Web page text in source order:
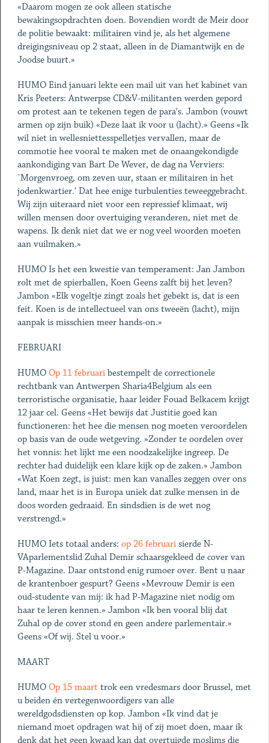
«Daarom mogen ze ook alleen statische
bewakingsopdrachten doen. Bovendien wordt de Meir door
de politie bewaakt: militairen vind je, als het algemene
dreigingsniveau op 2 staat, alleen in de Diamantwijk en de
Joodse buurt.»
HUMO Eind januari lekte een mail uit van het kabinet van
Kris Peeters: Antwerpse CD&V-militanten werden gepord
om protest aan te tekenen tegen de para's. Jambon (vouwt
armen op zijn buik) «Deze laat ik voor u (lacht).» Geens «Ik
wil niet in wellesniettesspelletjes vervallen, maar de
commotie hee vooral te maken met de onaangekondigde
aankondiging van Bart De Wever, de dag na Verviers:
`Morgenvroeg, om zeven uur, staan er militairen in het
jodenkwartier.' Dat hee enige turbulenties teweeggebracht.
Wij zijn uiteraard niet voor een repressief klimaat, wij
willen mensen door overtuiging veranderen, niet met de
wapens. Ik denk niet dat we er nog veel woorden moeten
aan vuilmaken.»
HUMO Is het een kwestie van temperament: Jan Jambon
rolt met de spierballen, Koen Geens zalft bij het leven?
Jambon «Elk vogeltje zingt zoals het gebekt is, dat is een
feit. Koen is de intellectueel van ons tweeën (lacht), mijn
aanpak is misschien meer hands-on.»
FEBRUARI
HUMO Op 11 februaribestempelt de correctionele
rechtbank van Antwerpen Sharia4Belgium als een
terroristische organisatie, haar leider Fouad Belkacem krijgt
12 jaar cel. Geens «Het bewijs dat Justitie goed kan
functioneren: het hee die mensen nog moeten veroordelen
op basis van de oude wetgeving. »Zonder te oordelen over
het vonnis: het lijkt me een noodzakelijke ingreep. De
rechter had duidelijk een klare kijk op de zaken.» Jambon
«Wat Koen zegt, is juist: men kan vanalles zeggen over ons
land, maar het is in Europa uniek dat zulke mensen in de
doos worden gedraaid. En sindsdien is de wet nog
verstrengd.»
HUMO Iets totaal anders: op 26 februarisierde N-
VAparlementslid Zuhal Demir schaarsgekleed de cover van
P-Magazine. Daar ontstond enig rumoer over. Bent u naar
de krantenboer gespurt? Geens «Mevrouw Demir is een
oud-studente van mij: ik had P-Magazine niet nodig om
haar te leren kennen.» Jambon «Ik ben vooral blij dat
Zuhal op de cover stond en geen andere parlementair.»
Geens «Of wij. Stel u voor.»
MAART
HUMO Op 15 maarttrok een vredesmars door Brussel, met
u beiden én vertegenwoordigers van alle
wereldgodsdiensten op kop. Jambon «Ik vind dat je
niemand moet opdragen wat hij of zij moet doen, maar ik
denk dat het geen kwaad kan dat overtuigde moslims die